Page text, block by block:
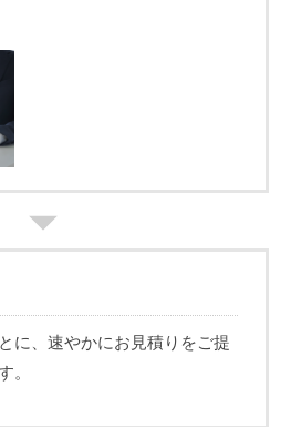
に、速やかにお見積りをご提
。